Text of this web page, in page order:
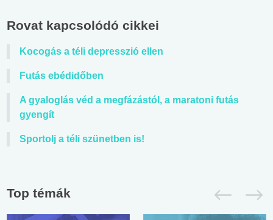
Rovat kapcsolódó cikkei
Kocogás a téli depresszió ellen
Futás ebédidőben
A gyaloglás véd a megfázástól, a maratoni futás
gyengít
Sportolj a téli szünetben is!
Top témák